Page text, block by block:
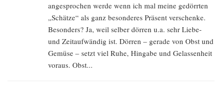
angesprochen werde wenn ich mal meine gedörrten
„Schätze“ als ganz besonderes Präsent verschenke.
Besonders? Ja, weil selber dörren u.a. sehr Liebe-
und Zeitaufwändig ist. Dörren – gerade von Obst und
Gemüse – setzt viel Ruhe, Hingabe und Gelassenheit
voraus. Obst...